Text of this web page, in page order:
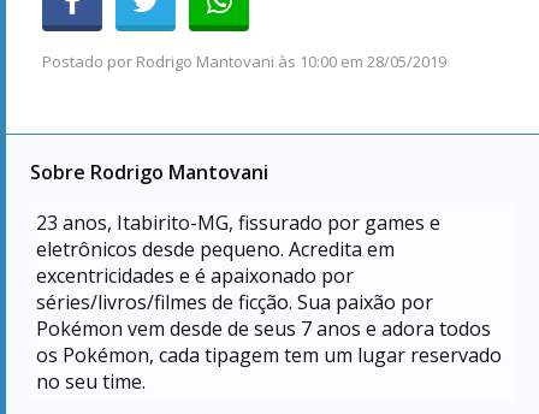
Postado por Rodrigo Mantovani às 10:00 em 28/05/2019
Sobre Rodrigo Mantovani
23 anos, Itabirito-MG, fissurado por games e
eletrônicos desde pequeno. Acredita em
excentricidades e é apaixonado por
séries/livros/filmes de ficção. Sua paixão por
Pokémon vem desde de seus 7 anos e adora todos
os Pokémon, cada tipagem tem um lugar reservado
no seu time.